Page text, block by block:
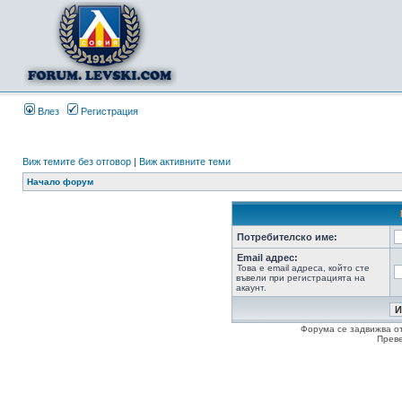
Влез Регистрация
Виж темите без отговор | Виж активните теми
Начало форум
Потребителско име:
Email адрес:
Това е email адреса, който сте
въвели при регистрацията на
акаунт.
Форума се задвижва